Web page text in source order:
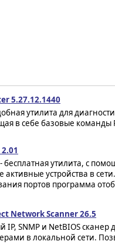
5.27.12.1440
утилита для
в себе базовые команды
бесплатная утилита, с
активные устройства в
портов программа
Network Scanner 26.5
IP, SNMP и NetBIOS сканер
в локальной сети.